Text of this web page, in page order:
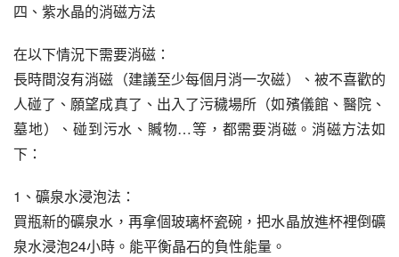
四、紫水晶的消磁方法
在以下情況下需要消磁：
長時間沒有消磁（建議至少每個月消一次磁）、被不喜歡的
人碰了、願望成真了、出入了污穢場所（如殯儀館、醫院、
墓地）、碰到污水、贓物…等，都需要消磁。消磁方法如
下：
1、礦泉水浸泡法：
買瓶新的礦泉水，再拿個玻璃杯瓷碗，把水晶放進杯裡倒礦
泉水浸泡24小時。能平衡晶石的負性能量。